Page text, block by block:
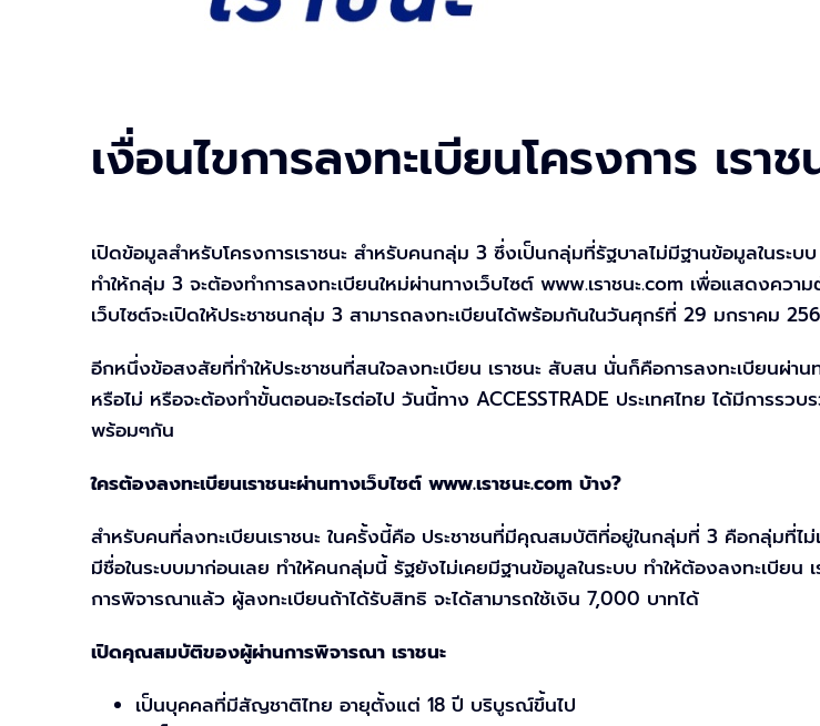
เงื่อนไขการลงทะเบียนโครงการ เรา
เปิดข้อมูลสำหรับโครงการเราชนะ สำหรับคนกลุ่ม 3 ซึ่งเป็นกลุ่มที่รัฐบาลไม่มีฐานข้อมูลในระ
ทำให้กลุ่ม 3 จะต้องทำการลงทะเบียนใหม่ผ่านทางเว็บไซต์ www.เราชนะ.com เพื่อแสดงควา
เว็บไซต์จะเปิดให้ประชาชนกลุ่ม 3 สามารถลงทะเบียนได้พร้อมกันในวันศุกร์ที่ 29 มกราคม
อีกหนึ่งข้อสงสัยที่ทำให้ประชาชนที่สนใจลงทะเบียน เราชนะ สับสน นั่นก็คือการลงทะเบียนผ่าน
หรือไม่ หรือจะต้องทำขั้นตอนอะไรต่อไป วันนี้ทาง ACCESSTRADE ประเทศไทย ได้มีการร
พร้อมๆกัน
ใครต้องลงทะเบียนเราชนะผ่านทางเว็บไซต์ www.เราชนะ.com บ้าง?
สำหรับคนที่ลงทะเบียนเราชนะ ในครั้งนี้คือ ประชาชนที่มีคุณสมบัติที่อยู่ในกลุ่มที่ 3 คือกลุ่มที่ไ
มีชื่อในระบบมาก่อนเลย ทำให้คนกลุ่มนี้ รัฐยังไม่เคยมีฐานข้อมูลในระบบ ทำให้ต้องลงทะเบีย
การพิจารณาแล้ว ผู้ลงทะเบียนถ้าได้รับสิทธิ จะได้สามารถใช้เงิน 7,000 บาทได้
เปิดคุณสมบัติของผู้ผ่านการพิจารณา เราชนะ
เป็นบุคคลที่มีสัญชาติไทย อายุตั้งแต่ 18 ปี บริบูรณ์ขึ้นไป